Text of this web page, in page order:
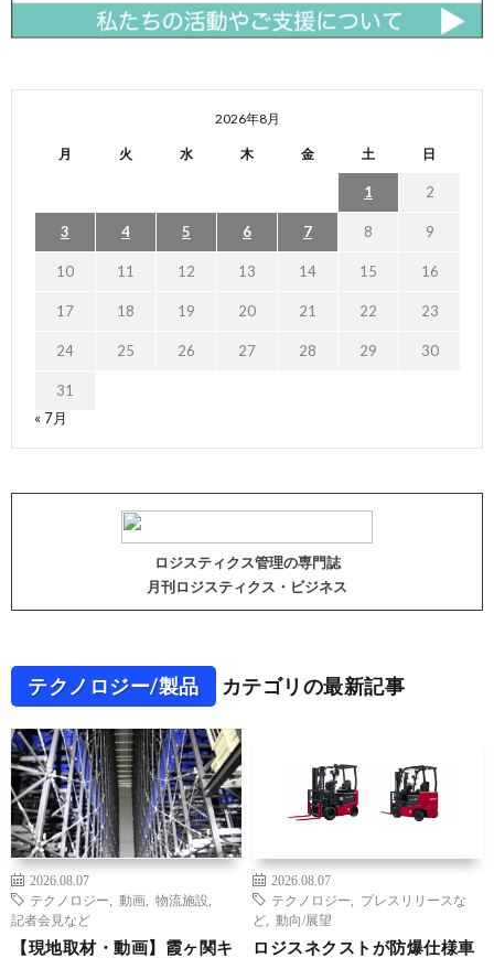
2026年8月
月 火 水 木 金 土 日
1 2
3 4 5 6 7 8 9
10 11 12 13 14 15 16
17 18 19 20 21 22 23
24 25 26 27 28 29 30
31
« 7月
ロジスティクス管理の専門誌
月刊ロジスティクス・ビジネス
テクノロジー/製品 カテゴリの最新記事
2026.08.07
テクノロジー
動画 物流施設
記者会見など
【現地取材・動画】霞ヶ関キ
2026.08.07
テクノロジー
プレスリリースな
ど
動向/展望
ロジスネクストが防爆仕様車